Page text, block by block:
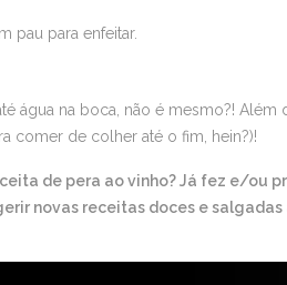
pau para enfeitar.
água na boca, não é mesmo?!
comer de colher até o fim, hein?)!
de pera ao vinho? Já fez e/ou
novas receitas doces e salgadas